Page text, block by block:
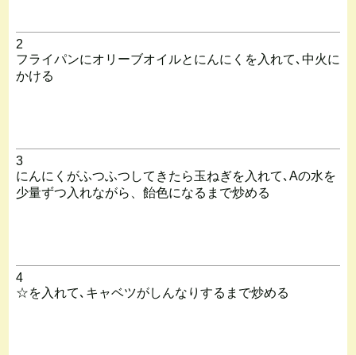
2
フライパンにオリーブオイルとにんにくを入れて､中火に
かける
3
にんにくがふつふつしてきたら玉ねぎを入れて､Aの水を
少量ずつ入れながら、飴色になるまで炒める
4
☆を入れて､キャベツがしんなりするまで炒める